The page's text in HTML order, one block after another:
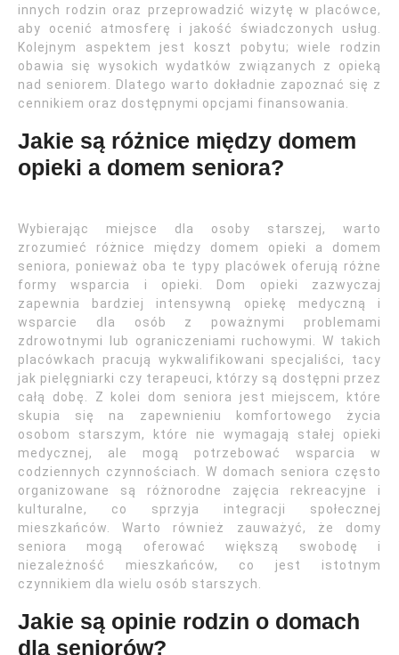
innych rodzin oraz przeprowadzić wizytę w placówce,
aby ocenić atmosferę i jakość świadczonych usług.
Kolejnym aspektem jest koszt pobytu; wiele rodzin
obawia się wysokich wydatków związanych z opieką
nad seniorem. Dlatego warto dokładnie zapoznać się z
cennikiem oraz dostępnymi opcjami finansowania.
Jakie są różnice między domem
opieki a domem seniora?
Wybierając miejsce dla osoby starszej, warto
zrozumieć różnice między domem opieki a domem
seniora, ponieważ oba te typy placówek oferują różne
formy wsparcia i opieki. Dom opieki zazwyczaj
zapewnia bardziej intensywną opiekę medyczną i
wsparcie dla osób z poważnymi problemami
zdrowotnymi lub ograniczeniami ruchowymi. W takich
placówkach pracują wykwalifikowani specjaliści, tacy
jak pielęgniarki czy terapeuci, którzy są dostępni przez
całą dobę. Z kolei dom seniora jest miejscem, które
skupia się na zapewnieniu komfortowego życia
osobom starszym, które nie wymagają stałej opieki
medycznej, ale mogą potrzebować wsparcia w
codziennych czynnościach. W domach seniora często
organizowane są różnorodne zajęcia rekreacyjne i
kulturalne, co sprzyja integracji społecznej
mieszkańców. Warto również zauważyć, że domy
seniora mogą oferować większą swobodę i
niezależność mieszkańców, co jest istotnym
czynnikiem dla wielu osób starszych.
Jakie są opinie rodzin o domach
dla seniorów?